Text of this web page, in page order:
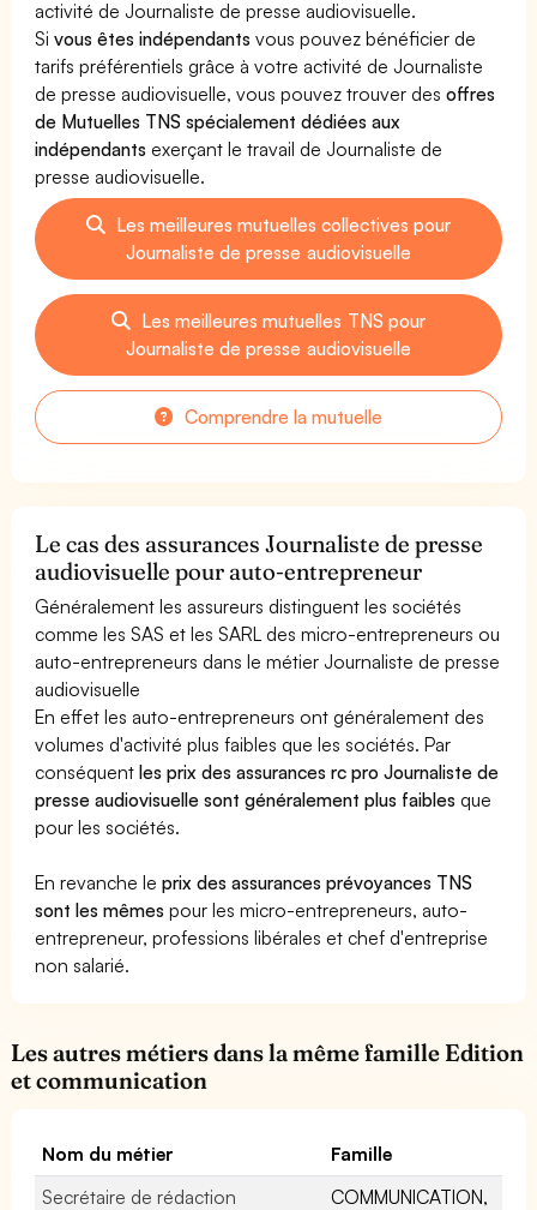
activité de Journaliste de presse audiovisuelle.
Sivous êtes indépendants vous pouvez bénéficier de
tarifs préférentiels grâce à votre activité de Journaliste
de presse audiovisuelle, vous pouvez trouver desoffres
de Mutuelles TNS spécialement dédiées aux
indépendants exerçant le travail de Journaliste de
presse audiovisuelle.
Les meilleures mutuelles collectives pour
Journaliste de presse audiovisuelle
Les meilleures mutuelles TNS pour
Journaliste de presse audiovisuelle
Comprendre la mutuelle
Le cas des assurances Journaliste de presse
audiovisuelle pour auto-entrepreneur
Généralement les assureurs distinguent les sociétés
comme les SAS et les SARL des micro-entrepreneurs ou
auto-entrepreneurs dans le métier Journaliste de presse
audiovisuelle
En effet les auto-entrepreneurs ont généralement des
volumes d'activité plus faibles que les sociétés. Par
conséquentles prix des assurances rc pro Journaliste de
presse audiovisuelle sont généralement plus faibles que
pour les sociétés.
En revanche leprix des assurances prévoyances TNS
sont les mêmes pour les micro-entrepreneurs, auto-
entrepreneur, professions libérales et chef d'entreprise
non salarié.
Les autres métiers dans la même famille Edition
et communication
Nom du métier
Famille
Secrétaire de rédaction
COMMUNICATION,